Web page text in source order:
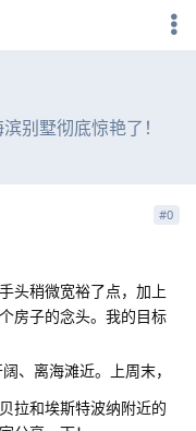
别墅彻底惊艳了！
#0
头稍微宽裕了点，加上
房子的念头。我的目标
、离海滩近。上周末，
拉和埃斯特波纳附近的